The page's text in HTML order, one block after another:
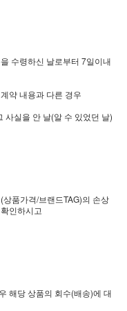
수령하신 날로부터 7일이내
약 내용과 다른 경우
사실을 안 날(알 수 있었던 날)
품가격/브랜드TAG)의 손상
인하시고
해당 상품의 회수(배송)에 대